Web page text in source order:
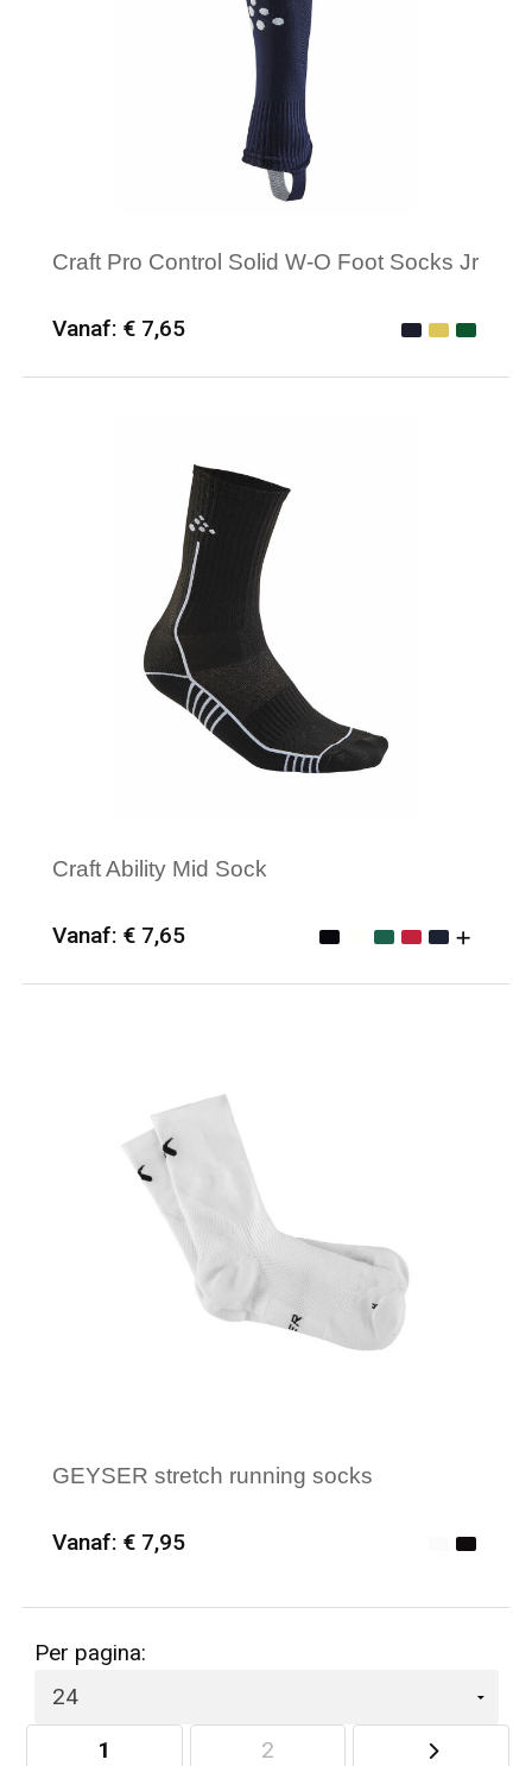
Craft Pro Control Solid W-O Foot Socks Jr
Vanaf: € 7,65
Minimale afname: 25
Craft Ability Mid Sock
Vanaf: € 7,65
Minimale afname: 25
GEYSER stretch running socks
Vanaf: € 7,95
1 2
Per pagina: